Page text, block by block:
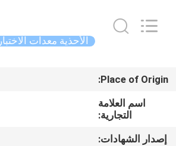
بيت
منتجات
Ltd.，.
ECER
الأحذية معدات الاختبار
Place of Origin:
اسم العلامة
التجارية:
إصدار الشهادات: